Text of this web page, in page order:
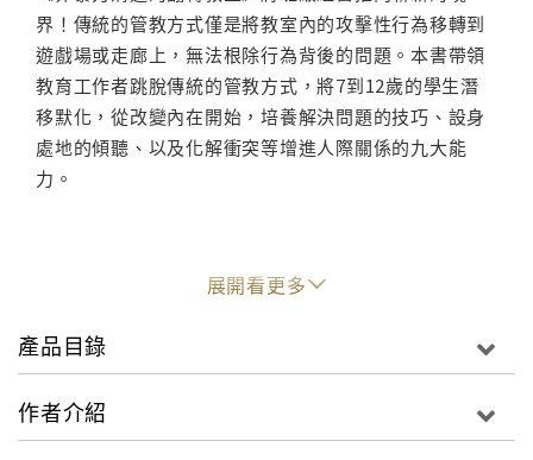
界！傳統的管教方式僅是將教室內的攻擊性行為移轉到
遊戲場或走廊上，無法根除行為背後的問題。本書帶領
教育工作者跳脫傳統的管教方式，將7到12歲的學生潛
移默化，從改變內在開始，培養解決問題的技巧、設身
處地的傾聽、以及化解衝突等增進人際關係的九大能
力。
友善的教室環境才有最佳學習成效
合適的腳本，讓教育工作者有效地重建班級秩序與向心
展開看更多
產品目錄
作者介紹